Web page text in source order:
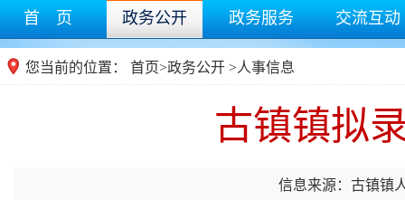
首 页 政务公开 政务服务 交流互动
您当前的位置： 首页>政务公开 >人事信息
古镇镇拟
信息来源：古镇镇